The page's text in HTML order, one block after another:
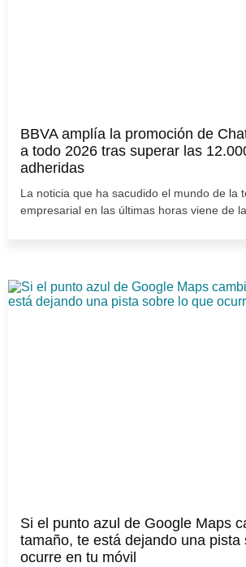
BBVA amplía la promoción de
a todo 2026 tras superar las
adheridas
La noticia que ha sacudido el mundo de la
empresarial en las últimas horas viene de
Si el punto azul de Google Maps
tamaño, te está dejando una pista
ocurre en tu móvil